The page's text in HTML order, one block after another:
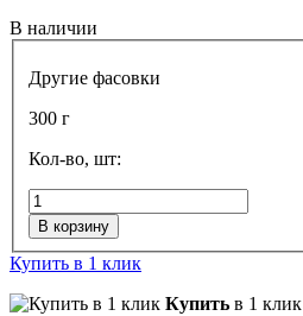
В наличии
Другие фасовки
300 г
Кол-во, шт:
В корзину
Купить в 1 клик
Купить в 1 клик